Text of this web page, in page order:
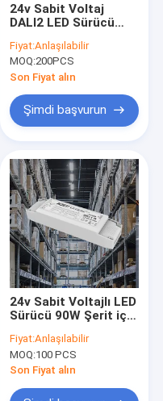
24v Sabit Voltaj
DALI2 LED Sürücü
renk sıcaklığı
ayarlama için
Fiyat:Anlaşılabilir
MOQ:200PCS
Son Fiyat alın
Şimdi başvurun
24v Sabit Voltajlı LED
Sürücü 90W Şerit için
50Hz/60Hz
Fiyat:Anlaşılabilir
MOQ:100 PCS
Son Fiyat alın